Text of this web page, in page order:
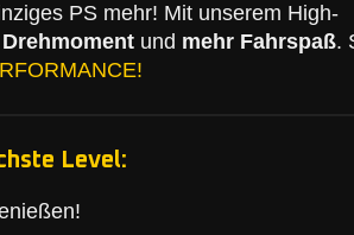
PS mehr! Mit unserem High-
und mehr Fahrspaß.
Level: